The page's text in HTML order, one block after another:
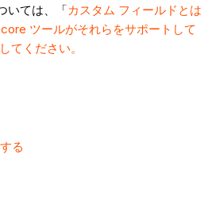
いては、「カスタム フィールドとは
ツールがそれらをサポートして
てください。
る